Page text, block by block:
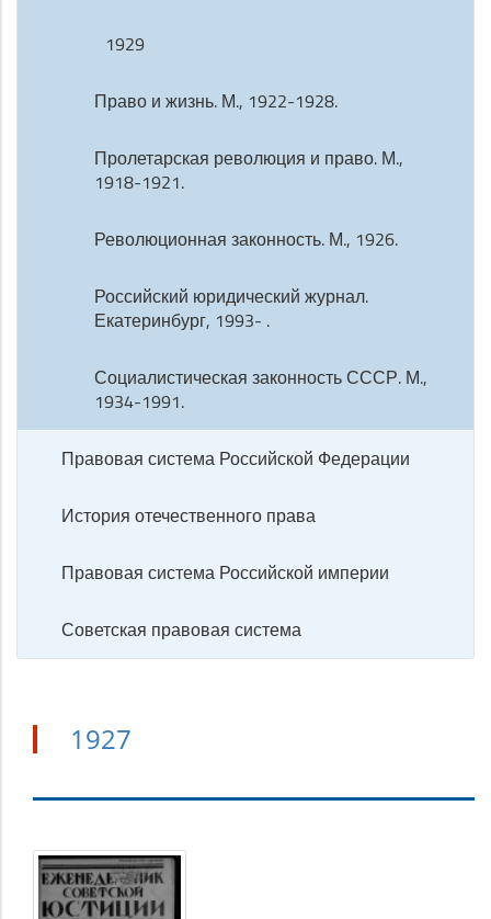
1929
Право и жизнь. М., 1922-1928.
Пролетарская революция и право. М.,
1918-1921.
Революционная законность. М., 1926.
Российский юридический журнал.
Екатеринбург, 1993- .
Социалистическая законность СССР. М.,
1934-1991.
Правовая система Российской Федерации
История отечественного права
Правовая система Российской империи
Советская правовая система
1927
1927